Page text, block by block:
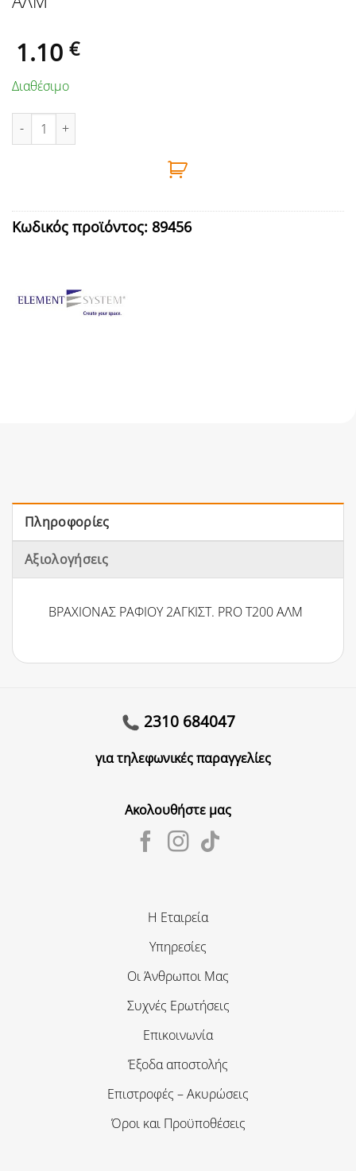
1.10 €
Διαθέσιμο
ΒΡΑΧΙΟΝΑΣ ΡΑΦΙΟΥ 2ΑΓΚΙΣΤ. PRO Τ200 ΑΛΜ ποσότητα
Κωδικός προϊόντος: 89456
Πληροφορίες
Αξιολογήσεις
ΒΡΑΧΙΟΝΑΣ ΡΑΦΙΟΥ 2ΑΓΚΙΣΤ. PRO Τ200 ΑΛΜ
2310 684047
για τηλεφωνικές παραγγελίες
Ακολουθήστε μας
Η Εταιρεία
Υπηρεσίες
Οι Άνθρωποι Μας
Συχνές Ερωτήσεις
Επικοινωνία
Έξοδα αποστολής
Επιστροφές – Ακυρώσεις
Όροι και Προϋποθέσεις